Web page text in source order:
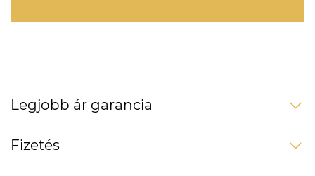
Legjobb ár garancia
Fizetés